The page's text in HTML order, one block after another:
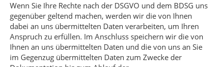
Wenn Sie Ihre Rechte nach der DSGVO und dem BDSG uns
gegenüber geltend machen, werden wir die von Ihnen
dabei an uns übermittelten Daten verarbeiten, um Ihren
Anspruch zu erfüllen. Im Anschluss speichern wir die von
Ihnen an uns übermittelten Daten und die von uns an Sie
im Gegenzug übermittelten Daten zum Zwecke der